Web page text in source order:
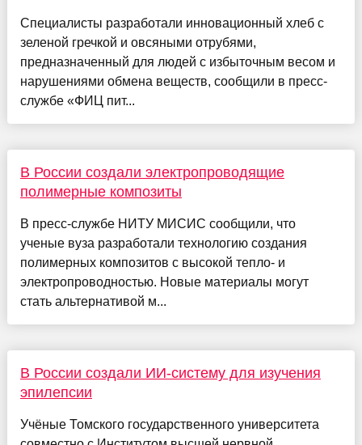
Специалисты разработали инновационный хлеб с
зеленой гречкой и овсяными отрубями,
предназначенный для людей с избыточным весом и
нарушениями обмена веществ, сообщили в пресс-
службе «ФИЦ пит...
В России создали электропроводящие
полимерные композиты
В пресс-службе НИТУ МИСИС сообщили, что
ученые вуза разработали технологию создания
полимерных композитов с высокой тепло- и
электропроводностью. Новые материалы могут
стать альтернативой м...
В России создали ИИ-систему для изучения
эпилепсии
Учёные Томского государственного университета